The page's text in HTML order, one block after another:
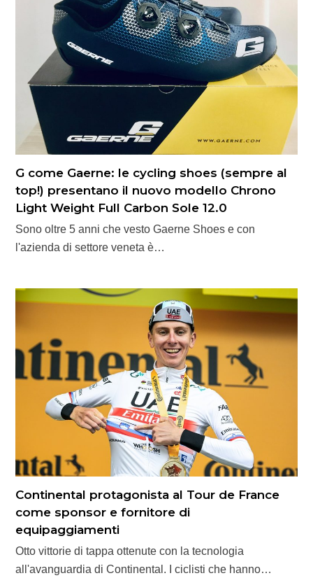
G come Gaerne: le cycling shoes (sempre al
top!) presentano il nuovo modello Chrono
Light Weight Full Carbon Sole 12.0
Sono oltre 5 anni che vesto Gaerne Shoes e con
l'azienda di settore veneta è…
Continental protagonista al Tour de France
come sponsor e fornitore di
equipaggiamenti
Otto vittorie di tappa ottenute con la tecnologia
all'avanguardia di Continental. I ciclisti che hanno…